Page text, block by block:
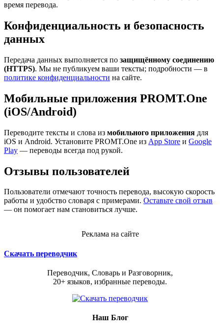
время перевода.
Конфиденциальность и безопасность
данных
Передача данных выполняется по защищённому соединению
(HTTPS). Мы не публикуем ваши тексты; подробности — в
политике конфиденциальности на сайте.
Мобильные приложения PROMT.One
(iOS/Android)
Переводите тексты и слова из мобильного приложения для
iOS и Android. Установите PROMT.One из App Store и Google
Play — переводы всегда под рукой.
Отзывы пользователей
Пользователи отмечают точность перевода, высокую скорость
работы и удобство словаря с примерами. Оставьте свой отзыв
— он помогает нам становиться лучше.
Реклама на сайте
Скачать переводчик
Переводчик, Словарь и Разговорник,
20+ языков, избранные переводы.
Наш Блог